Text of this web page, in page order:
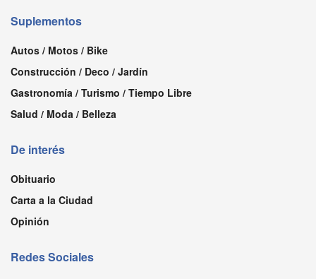
Suplementos
Autos / Motos / Bike
Construcción / Deco / Jardín
Gastronomía / Turismo / Tiempo Libre
Salud / Moda / Belleza
De interés
Obituario
Carta a la Ciudad
Opinión
Redes Sociales